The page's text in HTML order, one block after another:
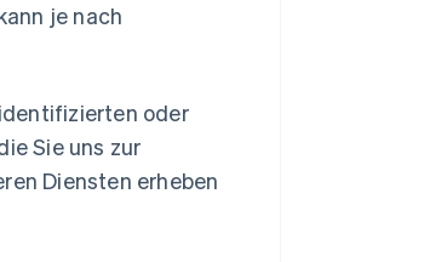
je nach
oder
Sie uns zur
Diensten erheben